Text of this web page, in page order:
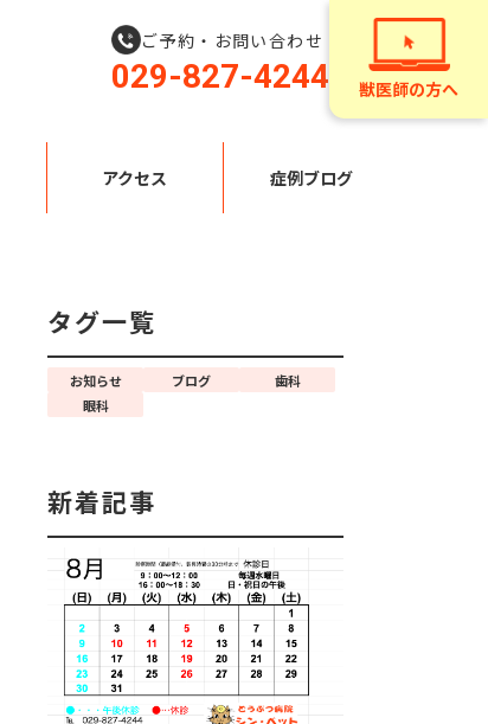
ご予約・お問い合わせ
029-827-4244 獣医師の方へ
アクセス 症例ブログ
タグ一覧
お知らせ ブログ
歯科
眼科
新着記事